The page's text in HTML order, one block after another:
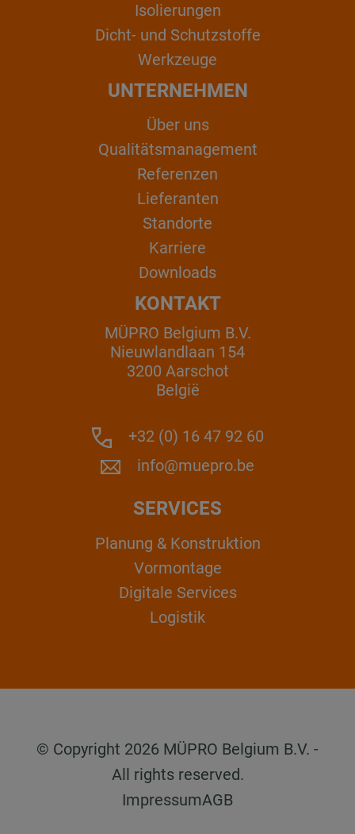
Isolierungen
Dicht- und Schutzstoffe
Werkzeuge
UNTERNEHMEN
Über uns
Qualitätsmanagement
Referenzen
Lieferanten
Standorte
Karriere
Downloads
KONTAKT
MÜPRO Belgium B.V.
Nieuwlandlaan 154
3200 Aarschot
België
+32 (0) 16 47 92 60
info@muepro.be
SERVICES
Planung & Konstruktion
Vormontage
Digitale Services
Logistik
© Copyright 2026 MÜPRO Belgium B.V. -
All rights reserved.
ImpressumAGB